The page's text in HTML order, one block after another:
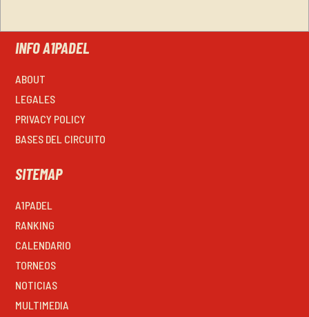
INFO A1PADEL
ABOUT
LEGALES
PRIVACY POLICY
BASES DEL CIRCUITO
SITEMAP
A1PADEL
RANKING
CALENDARIO
TORNEOS
NOTICIAS
MULTIMEDIA